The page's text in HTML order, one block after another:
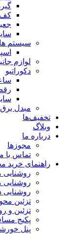
کف
سیستم
لوازم
دکوراتیو
مبدل برق
تخفیف‌ها
وبلاگ
درباره ما
مجوزها
تماس با
راهنمای
روشنایی
روشنایی
روشنایی
تزئین
تزئین و
پکیج
پنل